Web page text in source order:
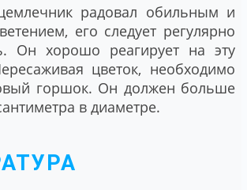
радовал обильным и
его следует регулярно
Он хорошо реагирует на эту
цветок, необходимо
горшок. Он должен больше
в диаметре.